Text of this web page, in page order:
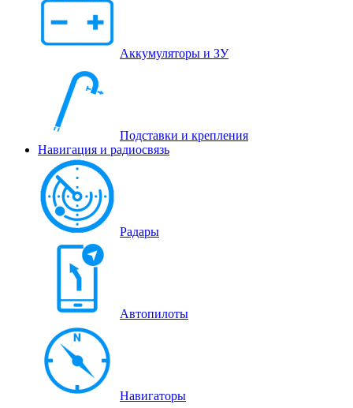
Аккумуляторы и ЗУ
Подставки и крепления
Навигация и радиосвязь
Радары
Автопилоты
Навигаторы